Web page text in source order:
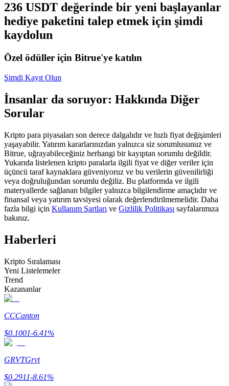
Kopya Ticaret
En iyi traderlarla güçlerinizi birleştirin
Kopya Tüccarı Olun
Kâr paylaşımı ve kopya ticaret komisyonlarının tadını çıkarın
Bilgi
Ticaret bilgileri vb. dahil olmak üzere büyük veri analizi.
236 USDT değerinde bir yeni başlayanlar
hediye paketini talep etmek için şimdi
kaydolun
Özel ödüller için Bitrue'ye katılın
Şimdi Kayıt Olun
İnsanlar da soruyor: Hakkında Diğer
Sorular
Kripto para piyasaları son derece dalgalıdır ve hızlı fiyat değişimleri
yaşayabilir. Yatırım kararlarınızdan yalnızca siz sorumlusunuz ve
Bitrue, uğrayabileceğiniz herhangi bir kayıptan sorumlu değildir.
Yukarıda listelenen kripto paralarla ilgili fiyat ve diğer veriler için
üçüncü taraf kaynaklara güveniyoruz ve bu verilerin güvenilirliği
veya doğruluğundan sorumlu değiliz. Bu platformda ve ilgili
materyallerde sağlanan bilgiler yalnızca bilgilendirme amaçlıdır ve
finansal veya yatırım tavsiyesi olarak değerlendirilmemelidir. Daha
fazla bilgi için Kullanım Şartları ve Gizlilik Politikası sayfalarımıza
bakınız.
Haberleri
Kripto Sıralaması
Yeni Listelemeler
Trend
Kazananlar
CCCanton
$0.1001-6.41%
GRVTGrvt
$0.2911-8.61%